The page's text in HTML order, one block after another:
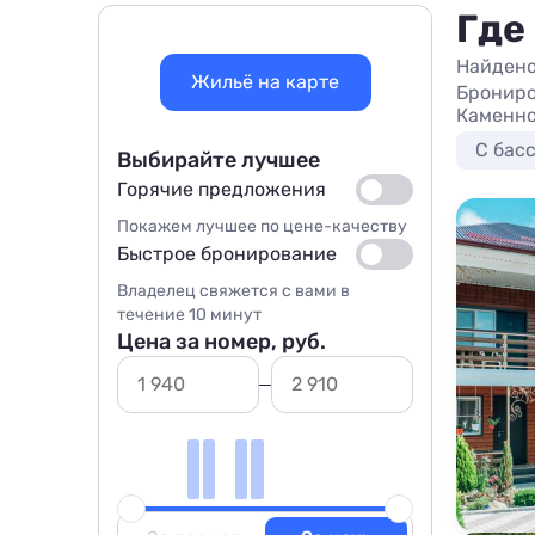
С
Жильё на карте
Выбирайте лучшее
Горячие предложения
Покажем лучшее по цене-качеству
Быстрое бронирование
Владелец свяжется с вами в
течение 10 минут
Цена за номер, руб.